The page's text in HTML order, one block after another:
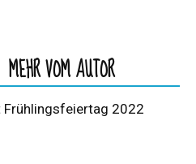
MEHR VOM AUTOR
Frühlingsfeiertag 2022